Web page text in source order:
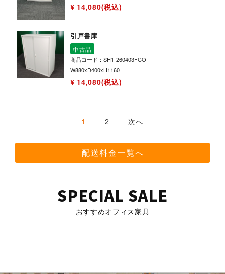
¥ 14,080(税込)
引戸書庫
中古品
商品コード：SH1-260403FCO
W880xD400xH1160
¥ 14,080(税込)
1 2 次へ
配送料金一覧へ
SPECIAL SALE
おすすめオフィス家具